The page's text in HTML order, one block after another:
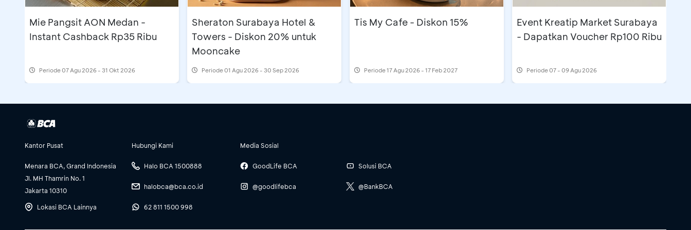
Mie Pangsit AON Medan -
Instant Cashback Rp35 Ribu
Periode07 Agu 2026 - 31 Okt 2026
Sheraton Surabaya Hotel &
Towers - Diskon 20% untuk
Mooncake
Periode01 Agu 2026 - 30 Sep 2026
Tis My Cafe - Diskon 15%
Periode17 Agu 2026 - 17 Feb 2027
Event Kreatip Market Surabaya
- Dapatkan Voucher Rp100 Ribu
Periode07 - 09 Agu 2026
Kantor Pusat
Menara BCA, Grand Indonesia
Jl. MH Thamrin No. 1
Jakarta 10310
Lokasi BCA Lainnya
Hubungi Kami
Halo BCA 1500888
halobca@bca.co.id
62 811 1500 998
Media Sosial
GoodLife BCA
@goodlifebca
Solusi BCA
@BankBCA